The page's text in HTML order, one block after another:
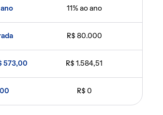
ano 11% ao ano
R$ 80.000
573,00 R$ 1.584,51
R$ 0